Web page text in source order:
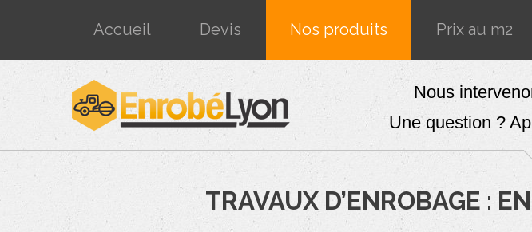
Accueil Devis Nos produits Prix au m2
Nous
Une question ?
TRAVAUX D’ENROBAGE :